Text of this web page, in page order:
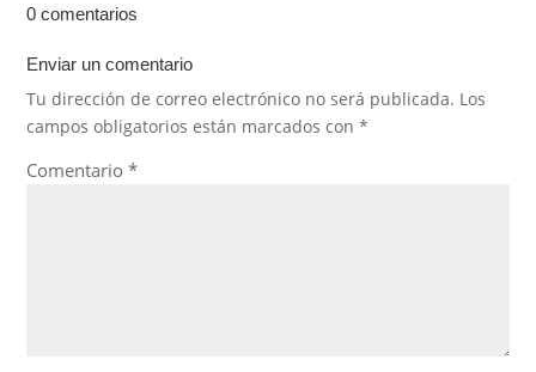
0 comentarios
Enviar un comentario
Tu dirección de correo electrónico no será publicada. Los
campos obligatorios están marcados con*
Comentario*